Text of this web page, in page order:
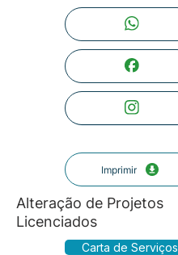
Imprimir
Alteração de Projetos
Licenciados
Carta de Serviços